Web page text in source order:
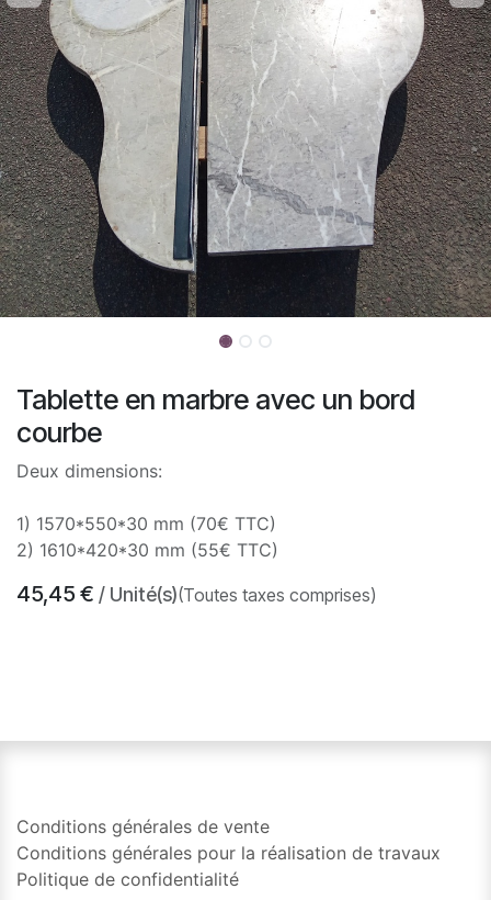
Tablette en marbre avec un bord
courbe
Deux dimensions:
1) 1570*550*30 mm (70€ TTC)
2) 1610*420*30 mm (55€ TTC)
45,45 € / Unité(s)(Toutes taxes comprises)
Conditions générales de vente
Conditions générales pour la réalisation de travaux
Politique de confidentialité